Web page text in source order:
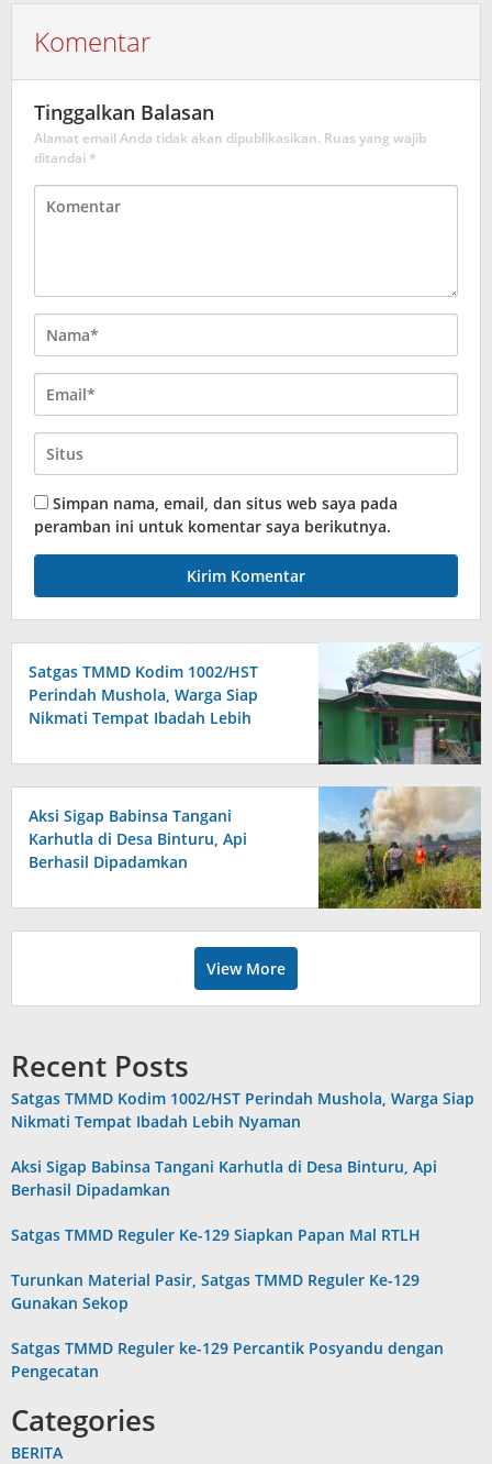
Komentar
Tinggalkan Balasan
Alamat email Anda tidak akan dipublikasikan. Ruas yang wajib
ditandai *
Simpan nama, email, dan situs web saya pada
peramban ini untuk komentar saya berikutnya.
Satgas TMMD Kodim 1002/HST
Perindah Mushola, Warga Siap
Nikmati Tempat Ibadah Lebih
Aksi Sigap Babinsa Tangani
Karhutla di Desa Binturu, Api
Berhasil Dipadamkan
View More
Recent Posts
Satgas TMMD Kodim 1002/HST Perindah Mushola, Warga Siap
Nikmati Tempat Ibadah Lebih Nyaman
Aksi Sigap Babinsa Tangani Karhutla di Desa Binturu, Api
Berhasil Dipadamkan
Satgas TMMD Reguler Ke-129 Siapkan Papan Mal RTLH
Turunkan Material Pasir, Satgas TMMD Reguler Ke-129
Gunakan Sekop
Satgas TMMD Reguler ke-129 Percantik Posyandu dengan
Pengecatan
Categories
BERITA